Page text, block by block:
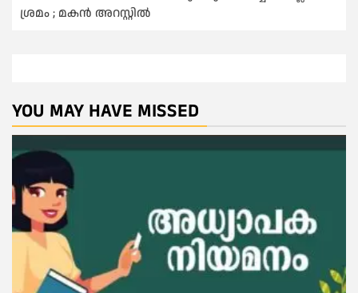
ശ്രമം ; മകന്‍ അറസ്റ്റില്‍
YOU MAY HAVE MISSED